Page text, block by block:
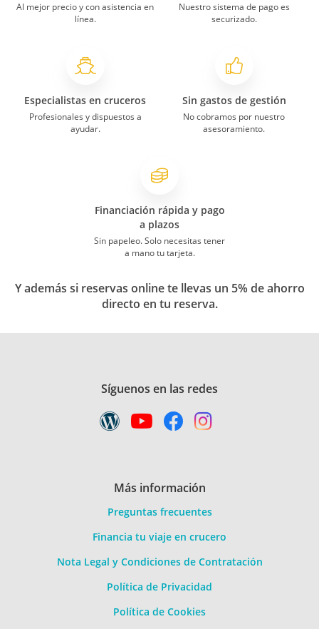
Al mejor precio y con asistencia en
línea.
Nuestro sistema de pago es
securizado.
Especialistas en cruceros
Profesionales y dispuestos a
ayudar.
Sin gastos de gestión
No cobramos por nuestro
asesoramiento.
Financiación rápida y pago
a plazos
Sin papeleo. Solo necesitas tener
a mano tu tarjeta.
Y además si reservas online te llevas un 5% de ahorro
directo en tu reserva.
Síguenos en las redes
Más información
Preguntas frecuentes
Financia tu viaje en crucero
Nota Legal y Condiciones de Contratación
Política de Privacidad
Política de Cookies